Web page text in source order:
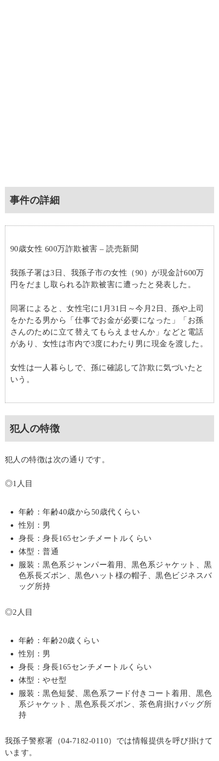
事件の詳細
90歳女性 600万詐欺被害 – 読売新聞
我孫子署は3日、我孫子市の女性（90）が現金計600万
円をだまし取られる詐欺被害に遭ったと発表した。
同署によると、女性宅に1月31日～今月2日、孫や上司
をかたる男から「仕事でお金が必要になった」「お孫
さんのために立て替えてもらえませんか」などと電話
があり、女性は市内で3度にわたり男に現金を渡した。
女性は一人暮らしで、孫に確認して詐欺に気づいたと
いう。
犯人の特徴
犯人の特徴は次の通りです。
◎1人目
年齢：年齢40歳から50歳代くらい
性別：男
身長：身長165センチメートルくらい
体型：普通
服装：黒色系ジャンパー着用、黒色系ジャケット、黒
色系長ズボン、黒色ハット様の帽子、黒色ビジネスバ
ッグ所持
◎2人目
年齢：年齢20歳くらい
性別：男
身長：身長165センチメートルくらい
体型：やせ型
服装：黒色短髪、黒色系フード付きコート着用、黒色
系ジャケット、黒色系長ズボン、茶色肩掛けバッグ所
持
我孫子警察署（04‐7182‐0110）では情報提供を呼び掛けて
います。